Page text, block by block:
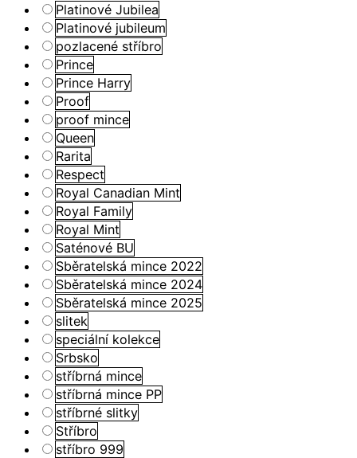
Platinové Jubilea
Platinové jubileum
pozlacené stříbro
Prince
Prince Harry
Proof
proof mince
Queen
Rarita
Respect
Royal Canadian Mint
Royal Family
Royal Mint
Saténové BU
Sběratelská mince 2022
Sběratelská mince 2024
Sběratelská mince 2025
slitek
speciální kolekce
Srbsko
stříbrná mince
stříbrná mince PP
stříbrné slitky
Stříbro
stříbro 999